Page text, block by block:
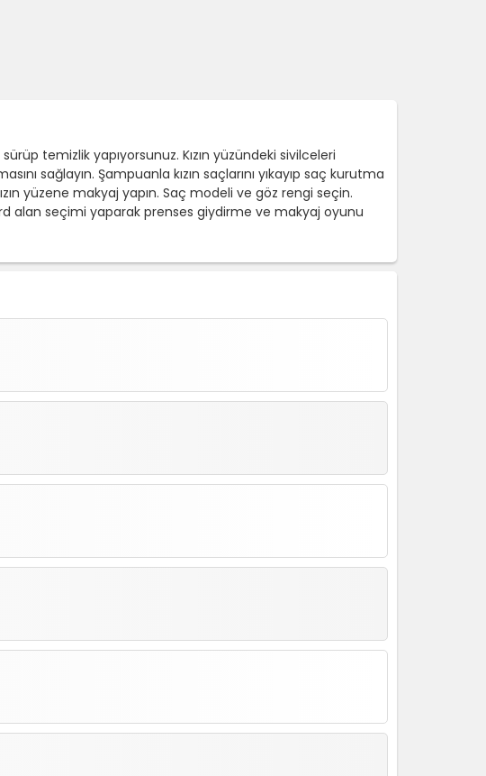
temizlik yapıyorsunuz. Kızın yüzündeki sivilceleri
sağlayın. Şampuanla kızın saçlarını yıkayıp saç kurutma
yüzene makyaj yapın. Saç modeli ve göz rengi seçin.
alan seçimi yaparak prenses giydirme ve makyaj oyunu